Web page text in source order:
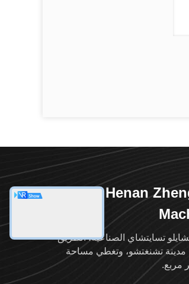
Henan
تسايتشاي الصناعية، الطريق
مدينة تشنغتشو، وتغطي مساحة